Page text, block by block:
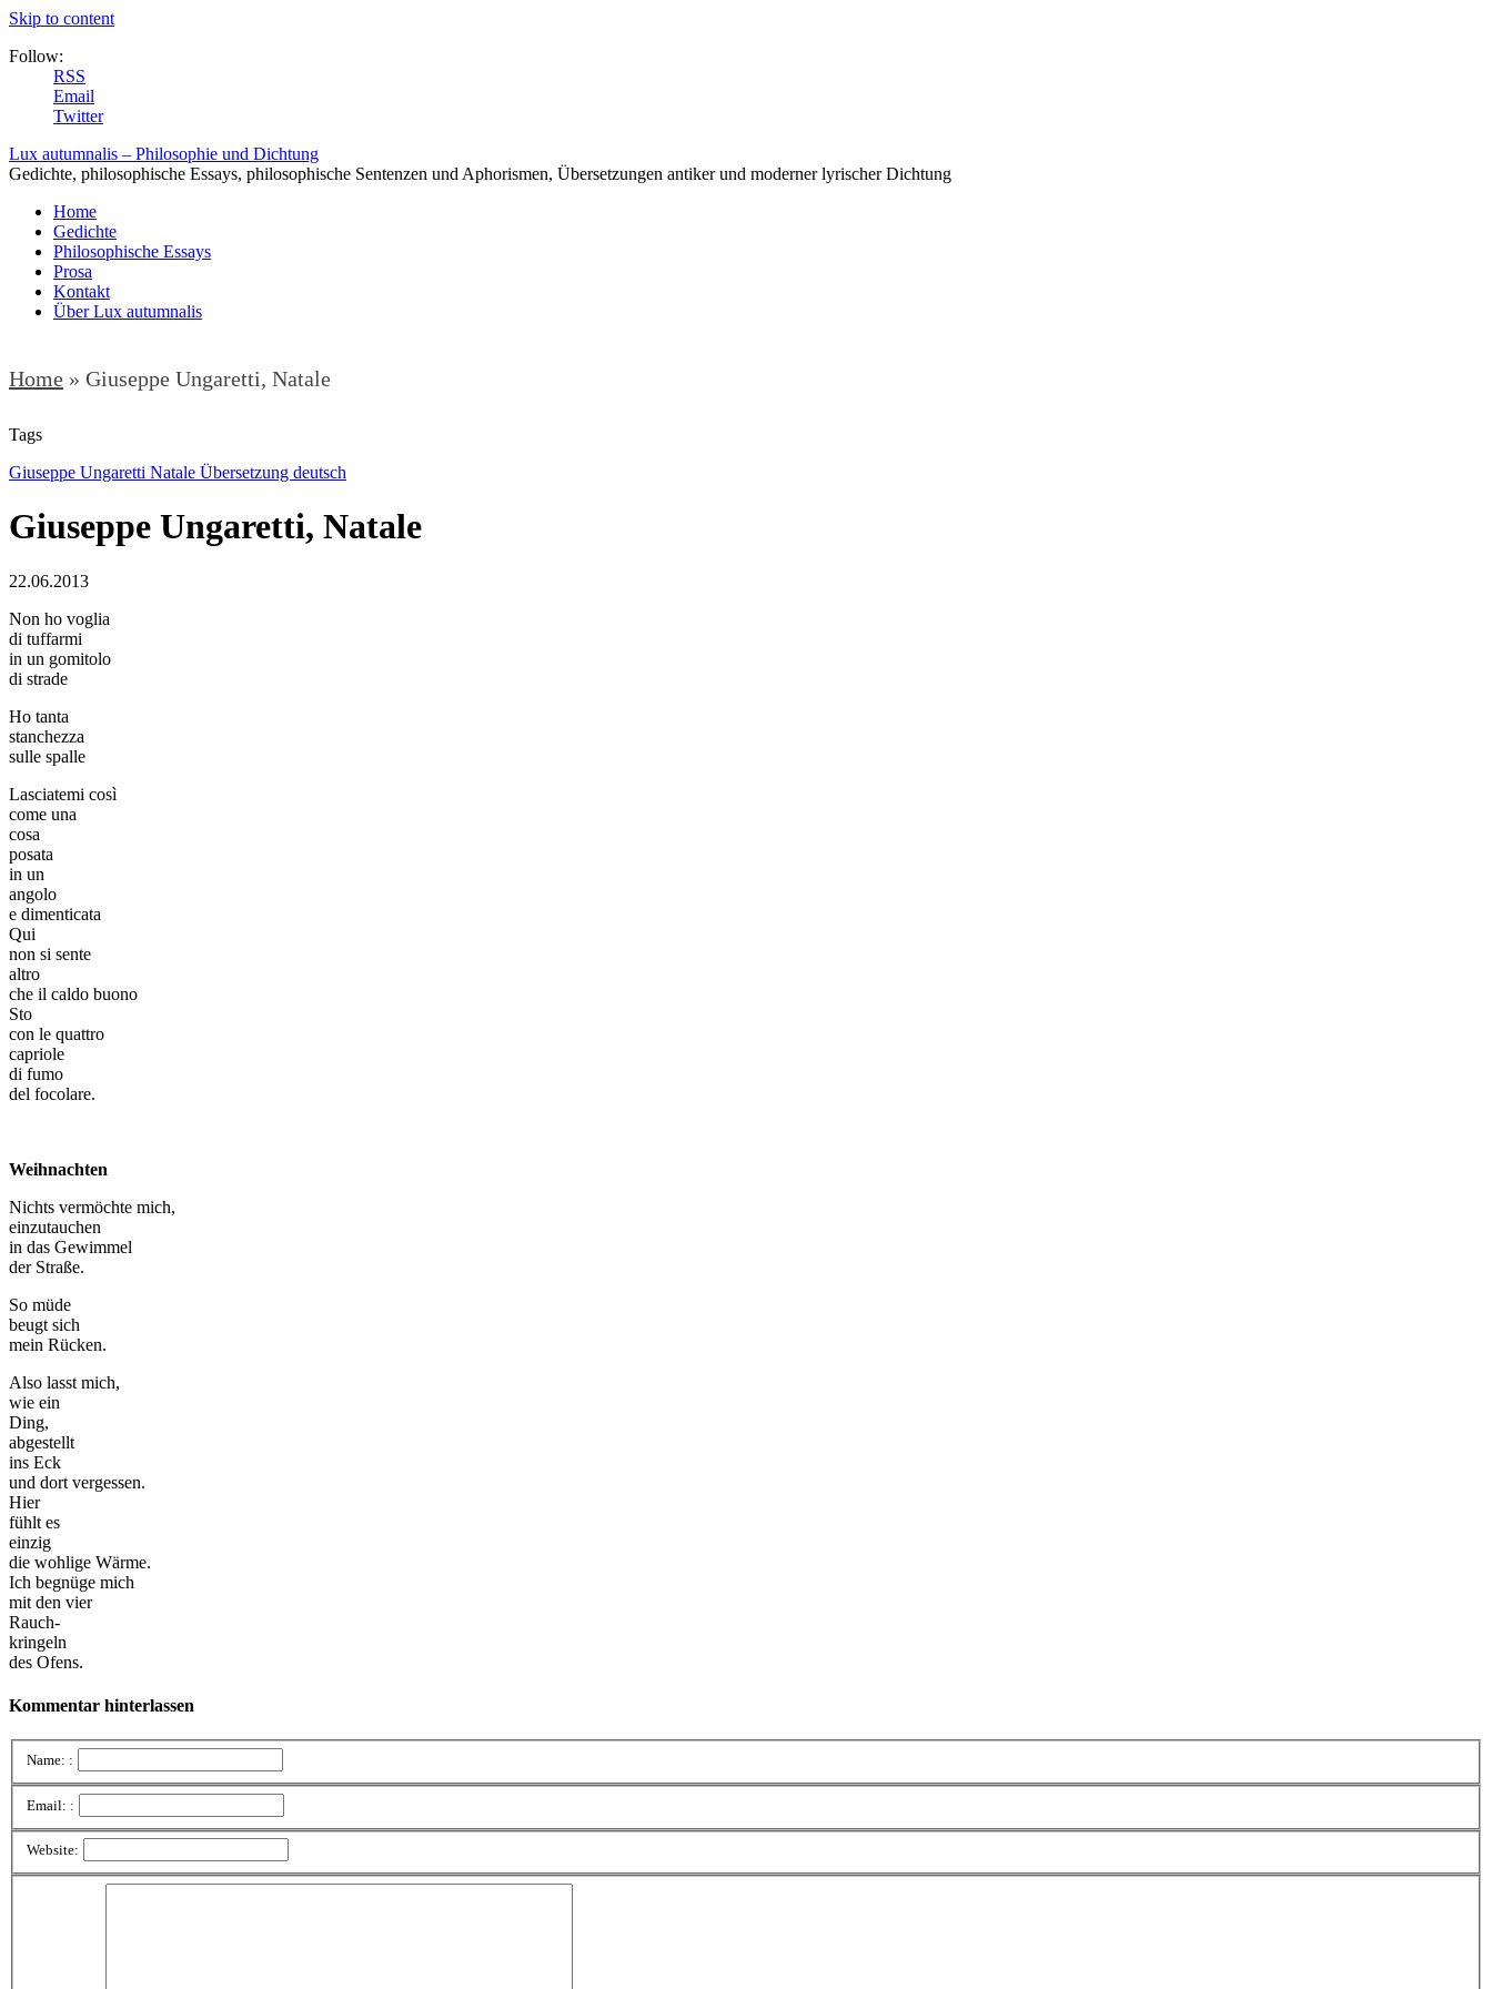
Skip to content
Follow:
RSS
Email
Twitter
Lux autumnalis – Philosophie und Dichtung
Gedichte, philosophische Essays, philosophische Sentenzen und Aphorismen, Übersetzungen antiker und moderner lyrischer Dichtung
Home
Gedichte
Philosophische Essays
Prosa
Kontakt
Über Lux autumnalis
Home » Giuseppe Ungaretti, Natale
Tags
Giuseppe Ungaretti Natale Übersetzung deutsch
Giuseppe Ungaretti, Natale
22.06.2013
Non ho voglia
di tuffarmi
in un gomitolo
di strade
Ho tanta
stanchezza
sulle spalle
Lasciatemi così
come una
cosa
posata
in un
angolo
e dimenticata
Qui
non si sente
altro
che il caldo buono
Sto
con le quattro
capriole
di fumo
del focolare.
Weihnachten
Nichts vermöchte mich,
einzutauchen
in das Gewimmel
der Straße.
So müde
beugt sich
mein Rücken.
Also lasst mich,
wie ein
Ding,
abgestellt
ins Eck
und dort vergessen.
Hier
fühlt es
einzig
die wohlige Wärme.
Ich begnüge mich
mit den vier
Rauch-
kringeln
des Ofens.
Kommentar hinterlassen
Name: :
Email: :
Website: